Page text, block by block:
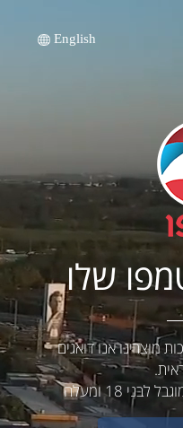
English
שלו
מוצרינו אנו דואגים
18 ומעלה